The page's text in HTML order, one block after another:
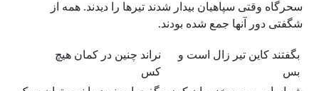
سحرگاه وقتی سپاهیان بیدار شدند تیرها را دیدند. همه از
شگفتی دور آنها جمع شده بودند.
بگفتند کاین تیر زال است و
بس
نراند چنین در کمان هیچ
کس